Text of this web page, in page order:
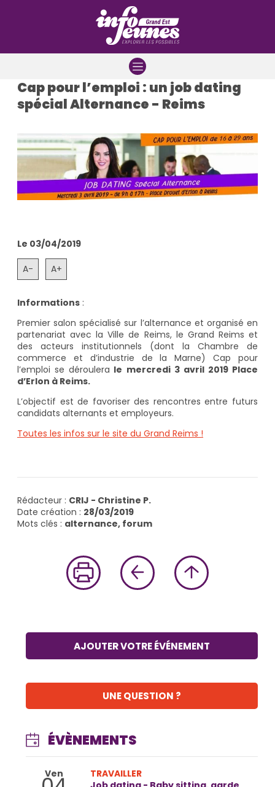
Cap pour l’emploi : un job dating
spécial Alternance - Reims
Le 03/04/2019
A- A+
Informations :
Premier salon spécialisé sur l’alternance et organisé en
partenariat avec la Ville de Reims, le Grand Reims et
des acteurs institutionnels (dont la Chambre de
commerce et d’industrie de la Marne) Cap pour
l’emploi se déroulera le mercredi 3 avril 2019 Place
d’Erlon à Reims.
L’objectif est de favoriser des rencontres entre futurs
candidats alternants et employeurs.
Toutes les infos sur le site du Grand Reims !
Rédacteur : CRIJ - Christine P.
Date création : 28/03/2019
Mots clés : alternance, forum
AJOUTER VOTRE ÉVÉNEMENT
UNE QUESTION ?
ÉVÈNEMENTS
Ven
TRAVAILLER